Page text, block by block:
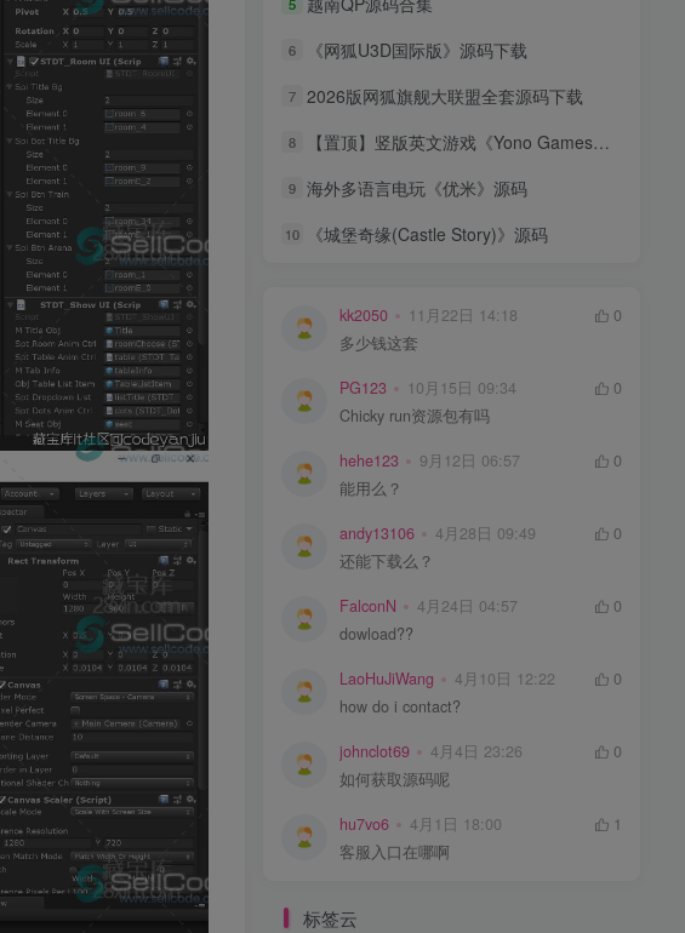
5
6 《网狐U3D国际版》源码下载
7 2026版网狐旗舰大联盟全套源码下载
8 【置顶】竖版英文游戏《Yono Games》源码
9 海外多语言电玩《优米》源码
10 《城堡奇缘(Castle Story)》源码
kk2050 11月22日 14:18
0
多少钱这套
PG123 10月15日 09:34
0
Chicky run资源包有吗
hehe123 9月12日 06:57
0
能用么？
andy13106 4月28日 09:49
0
还能下载么？
FalconN 4月24日 04:57
0
dowload??
LaoHuJiWang 4月10日 12:22
0
how do i contact?
johnclot69 4月4日 23:26
0
如何获取源码呢
hu7vo6 4月1日 18:00
1
客服入口在哪啊
标签云